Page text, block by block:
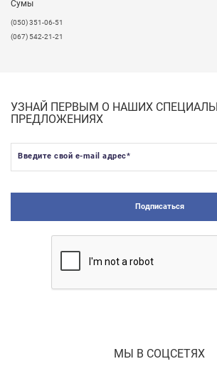
Сумы
(050) 351-06-51
(067) 542-21-21
УЗНАЙ ПЕРВЫМ О НАШИХ
ПРЕДЛОЖЕНИЯХ
Введите свой e-mail адрес*
Подписаться
МЫ В СОЦСЕТЯХ